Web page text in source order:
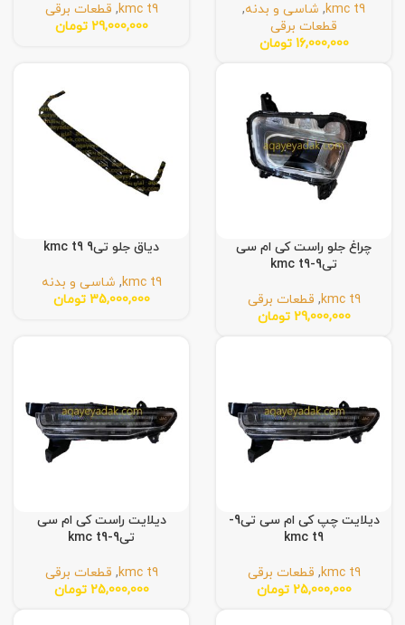
kmc t9
, شاسی و بدنه,
قطعات برقی
16,000,000 تومان
kmc t9
, قطعات برقی
29,000,000 تومان
چراغ جلو راست کی ام سی
تی9-kmc t9
kmc t9
, قطعات برقی
29,000,000 تومان
دیاق جلو تی9 kmc t9
kmc t9
, شاسی و بدنه
35,000,000 تومان
دیلایت چپ کی ام سی تی9-
kmc t9
kmc t9
, قطعات برقی
25,000,000 تومان
دیلایت راست کی ام سی
تی9-kmc t9
kmc t9
, قطعات برقی
25,000,000 تومان